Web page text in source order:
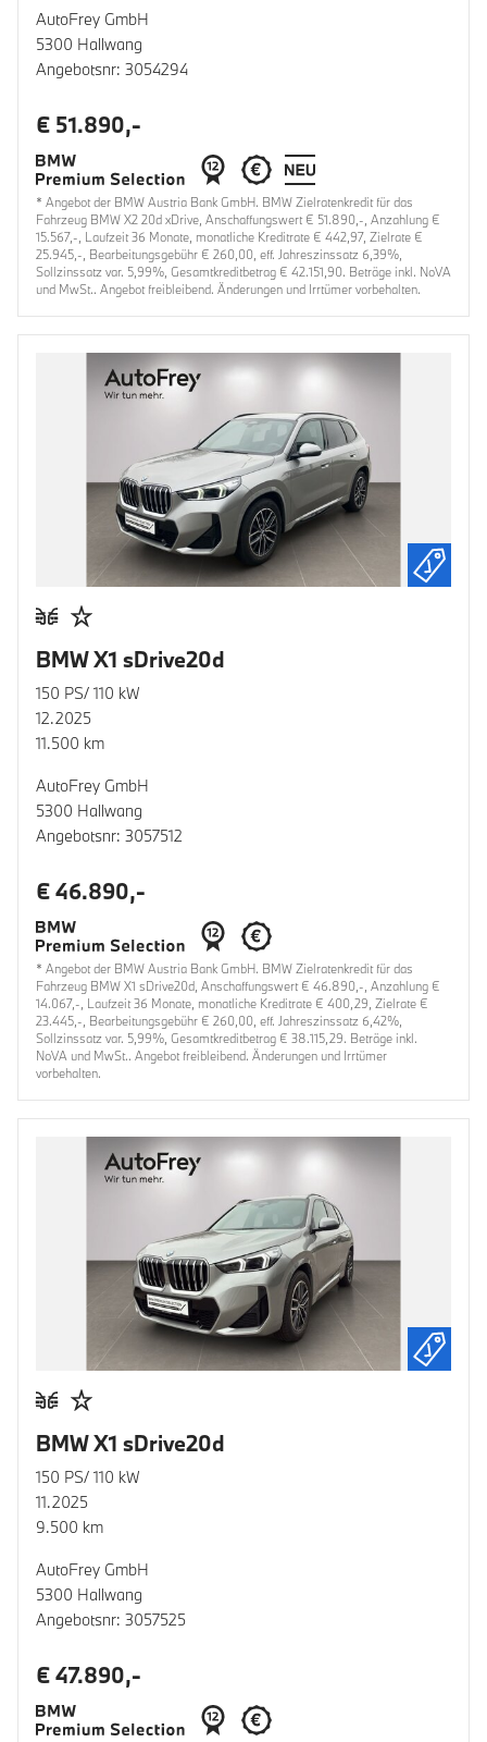
AutoFrey GmbH
5300 Hallwang
Angebotsnr: 3054294
€ 51.890,-
* Angebot der BMW Austria Bank GmbH. BMW Zielratenkredit für das
Fahrzeug BMW X2 20d xDrive, Anschaffungswert € 51.890,-, Anzahlung €
15.567,-, Laufzeit 36 Monate, monatliche Kreditrate € 442,97, Zielrate €
25.945,-, Bearbeitungsgebühr € 260,00, eff. Jahreszinssatz 6,39%,
Sollzinssatz var. 5,99%, Gesamtkreditbetrag € 42.151,90. Beträge inkl. NoVA
und MwSt.. Angebot freibleibend. Änderungen und Irrtümer vorbehalten.
BMW X1 sDrive20d
150 PS/ 110 kW
12.2025
11.500 km
AutoFrey GmbH
5300 Hallwang
Angebotsnr: 3057512
€ 46.890,-
* Angebot der BMW Austria Bank GmbH. BMW Zielratenkredit für das
Fahrzeug BMW X1 sDrive20d, Anschaffungswert € 46.890,-, Anzahlung €
14.067,-, Laufzeit 36 Monate, monatliche Kreditrate € 400,29, Zielrate €
23.445,-, Bearbeitungsgebühr € 260,00, eff. Jahreszinssatz 6,42%,
Sollzinssatz var. 5,99%, Gesamtkreditbetrag € 38.115,29. Beträge inkl.
NoVA und MwSt.. Angebot freibleibend. Änderungen und Irrtümer
vorbehalten.
BMW X1 sDrive20d
150 PS/ 110 kW
11.2025
9.500 km
AutoFrey GmbH
5300 Hallwang
Angebotsnr: 3057525
€ 47.890,-